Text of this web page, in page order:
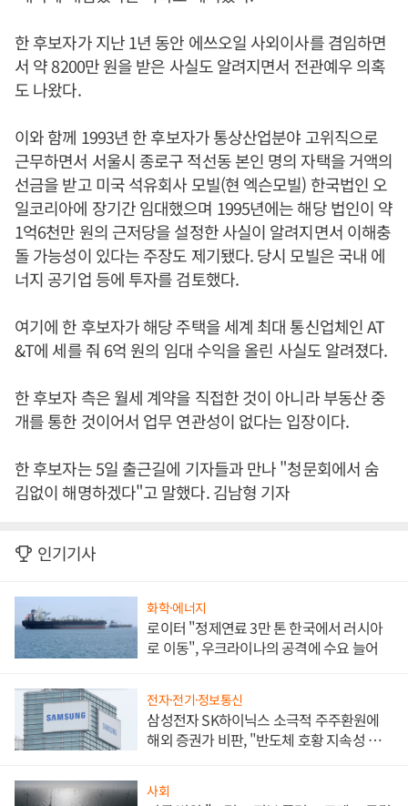
한 후보자가 지난 1년 동안 에쓰오일 사외이사를 겸임하면
서 약 8200만 원을 받은 사실도 알려지면서 전관예우 의혹
도 나왔다.
이와 함께 1993년 한 후보자가 통상산업분야 고위직으로
근무하면서 서울시 종로구 적선동 본인 명의 자택을 거액의
선금을 받고 미국 석유회사 모빌(현 엑슨모빌) 한국법인 오
일코리아에 장기간 임대했으며 1995년에는 해당 법인이 약
1억6천만 원의 근저당을 설정한 사실이 알려지면서 이해충
돌 가능성이 있다는 주장도 제기됐다. 당시 모빌은 국내 에
너지 공기업 등에 투자를 검토했다.
여기에 한 후보자가 해당 주택을 세계 최대 통신업체인 AT
&T에 세를 줘 6억 원의 임대 수익을 올린 사실도 알려졌다.
한 후보자 측은 월세 계약을 직접한 것이 아니라 부동산 중
개를 통한 것이어서 업무 연관성이 없다는 입장이다.
한 후보자는 5일 출근길에 기자들과 만나 "청문회에서 숨
김없이 해명하겠다"고 말했다. 김남형 기자
인기기사
화학·에너지
로이터 "정제연료 3만 톤 한국에서 러시아
로 이동", 우크라이나의 공격에 수요 늘어
전자·전기·정보통신
삼성전자 SK하이닉스 소극적 주주환원에
해외 증권가 비판, "반도체 호황 지속성 의
사회